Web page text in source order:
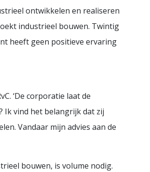
ontwikkelen en realiseren
industrieel bouwen. Twintig
heeft geen positieve ervaring
‘De corporatie laat de
Ik vind het belangrijk dat zij
Vandaar mijn advies aan de
bouwen, is volume nodig.